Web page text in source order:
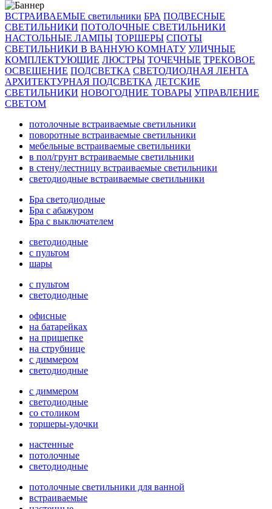
ВСТРАИВАЕМЫЕ светильники БРА ПОДВЕСНЫЕ
СВЕТИЛЬНИКИ ПОТОЛОЧНЫЕ СВЕТИЛЬНИКИ
НАСТОЛЬНЫЕ ЛАМПЫ ТОРШЕРЫ СПОТЫ
СВЕТИЛЬНИКИ В ВАННУЮ КОМНАТУ УЛИЧНЫЕ
КОМПЛЕКТУЮЩИЕ ЛЮСТРЫ ТОЧЕЧНЫЕ ТРЕКОВОЕ
ОСВЕЩЕНИЕ ПОДСВЕТКА СВЕТОДИОДНАЯ ЛЕНТА
АРХИТЕКТУРНАЯ ПОДСВЕТКА ДЕТСКИЕ
СВЕТИЛЬНИКИ НОВОГОДНИЕ ТОВАРЫ УПРАВЛЕНИЕ
СВЕТОМ
потолочные встраиваемые светильники
поворотные встраиваемые светильники
мебельные встраиваемые светильники
в пол/грунт встраиваемые светильники
в стену/лестницу встраиваемые светильники
светодиодные встраиваемые светильники
Бра светодиодные
Бра с абажуром
Бра с выключателем
светодиодные
с пультом
шары
с пультом
светодиодные
офисные
на батарейках
на прищепке
на струбнице
с диммером
светодиодные
с диммером
светодиодные
со столиком
торшеры-удочки
настенные
потолочные
светодиодные
потолочные светильники для ванной
встраиваемые